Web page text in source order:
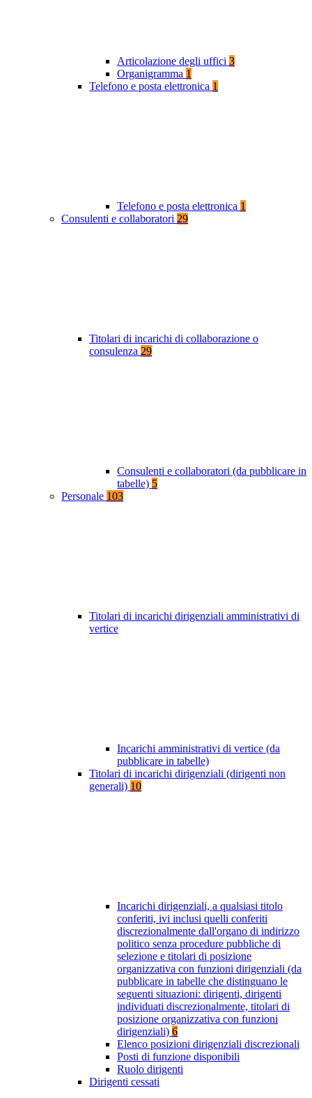
Articolazione degli uffici 3
Organigramma 1
Telefono e posta elettronica 1
Telefono e posta elettronica 1
Consulenti e collaboratori 29
Titolari di incarichi di collaborazione o
consulenza 29
Consulenti e collaboratori (da pubblicare in
tabelle) 5
Personale 103
Titolari di incarichi dirigenziali amministrativi di
vertice
Incarichi amministrativi di vertice (da
pubblicare in tabelle)
Titolari di incarichi dirigenziali (dirigenti non
generali) 10
Incarichi dirigenziali, a qualsiasi titolo
conferiti, ivi inclusi quelli conferiti
discrezionalmente dall'organo di indirizzo
politico senza procedure pubbliche di
selezione e titolari di posizione
organizzativa con funzioni dirigenziali (da
pubblicare in tabelle che distinguano le
seguenti situazioni: dirigenti, dirigenti
individuati discrezionalmente, titolari di
posizione organizzativa con funzioni
dirigenziali) 6
Elenco posizioni dirigenziali discrezionali
Posti di funzione disponibili
Ruolo dirigenti
Dirigenti cessati